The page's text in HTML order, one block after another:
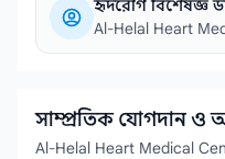
হৃদরোগ বিশেষজ্ঞ
Al-Helal Heart
সাম্প্রতিক যোগদান ও
Al-Helal Heart Medical